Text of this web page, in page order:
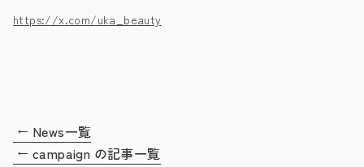
https://x.com/uka_beauty
News一覧
campaign の記事一覧